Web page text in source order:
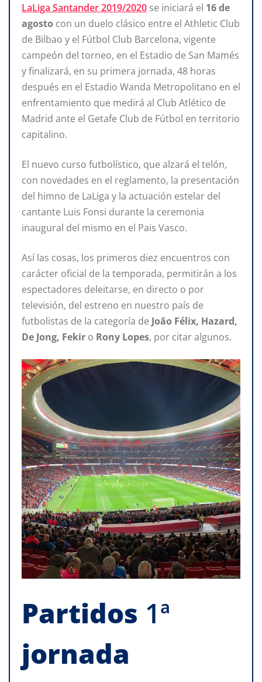
LaLiga Santander 2019/2020 se iniciará el 16 de
agosto con un duelo clásico entre el Athletic Club
de Bilbao y el Fútbol Club Barcelona, vigente
campeón del torneo, en el Estadio de San Mamés
y finalizará, en su primera jornada, 48 horas
después en el Estadio Wanda Metropolitano en el
enfrentamiento que medirá al Club Atlético de
Madrid ante el Getafe Club de Fútbol en territorio
capitalino.
El nuevo curso futbolístico, que alzará el telón,
con novedades en el reglamento, la presentación
del himno de LaLiga y la actuación estelar del
cantante Luis Fonsi durante la ceremonia
inaugural del mismo en el Pais Vasco.
Así las cosas, los primeros diez encuentros con
carácter oficial de la temporada, permitirán a los
espectadores deleitarse, en directo o por
televisión, del estreno en nuestro país de
futbolistas de la categoría de João Félix, Hazard,
De Jong, Fekir o Rony Lopes, por citar algunos.
Partidos 1ª
jornada